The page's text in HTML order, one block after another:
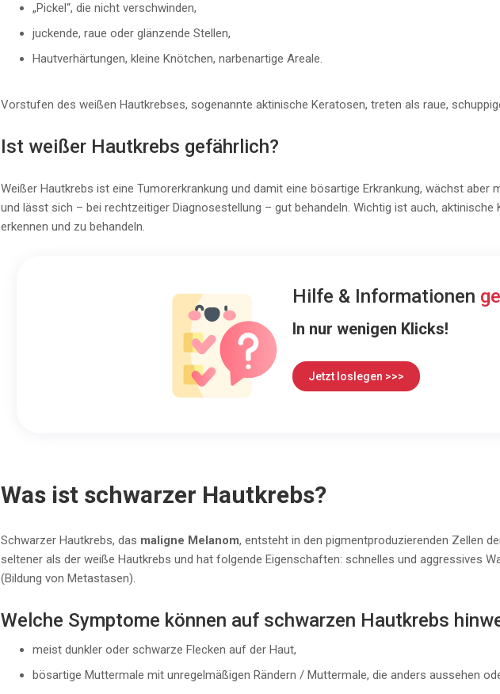
„Pickel“, die nicht verschwinden,
juckende, raue oder glänzende Stellen,
Hautverhärtungen, kleine Knötchen, narbenartige Areale.
Vorstufen des weißen Hautkrebses, sogenannte aktinische Keratosen, treten als raue,
Ist weißer Hautkrebs gefährlich?
Weißer Hautkrebs ist eine Tumorerkrankung und damit eine bösartige Erkrankung, wächst
und lässt sich – bei rechtzeitiger Diagnosestellung – gut behandeln. Wichtig ist auch,
erkennen und zu behandeln.
Hilfe & Informationen
In nur wenigen Klicks!
Jetzt loslegen >>>
Was ist schwarzer Hautkrebs?
Schwarzer Hautkrebs, das maligne Melanom, entsteht in den pigmentproduzierenden Zellen
seltener als der weiße Hautkrebs und hat folgende Eigenschaften: schnelles und aggressives
(Bildung von Metastasen).
Welche Symptome können auf schwarzen Hautkrebs
meist dunkler oder schwarze Flecken auf der Haut,
bösartige Muttermale mit unregelmäßigen Rändern / Muttermale, die anders aussehen